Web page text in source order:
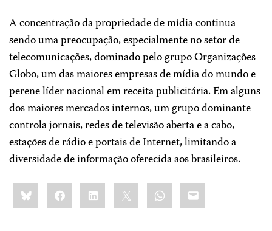
A concentração da propriedade de mídia continua
sendo uma preocupação, especialmente no setor de
telecomunicações, dominado pelo grupo Organizações
Globo, um das maiores empresas de mídia do mundo e
perene líder nacional em receita publicitária. Em alguns
dos maiores mercados internos, um grupo dominante
controla jornais, redes de televisão aberta e a cabo,
estações de rádio e portais de Internet, limitando a
diversidade de informação oferecida aos brasileiros.
Share
this:BlueskyFacebookLinkedIn WhatsApp
Email